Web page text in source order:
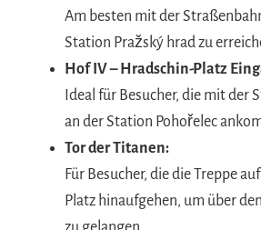
Am besten mit der
Station Pražský hrad zu
Hof IV – Hradschin-Platz
Ideal für Besucher, die mit der
an der Station Pohořelec
Tor der Titanen:
Für Besucher, die die Treppe
Platz hinaufgehen, um über